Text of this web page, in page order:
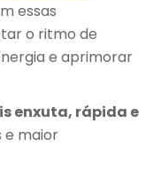
essas
o ritmo de
e aprimorar
enxuta, rápida e
e maior